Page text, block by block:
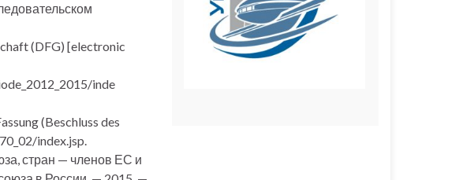
(DFG) [electronic
inde
(Beschluss des
index.jsp.
стран — членов ЕС и